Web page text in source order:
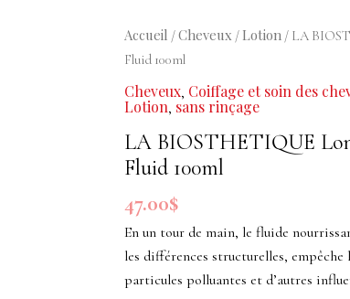
Accueil /Cheveux / Lotion / LA
Fluid 100ml
Cheveux, Coiffage et soin des
Lotion, sans rinçage
LA BIOSTHETIQUE
Fluid 100ml
47.00$
En un tour de main, le fluide
les différences structurelles, empêche
particules polluantes et d’autres
quantité
de
LA
BIOSTHETIQUE
Hair
Protective
Conditioning
Fluid
100ml